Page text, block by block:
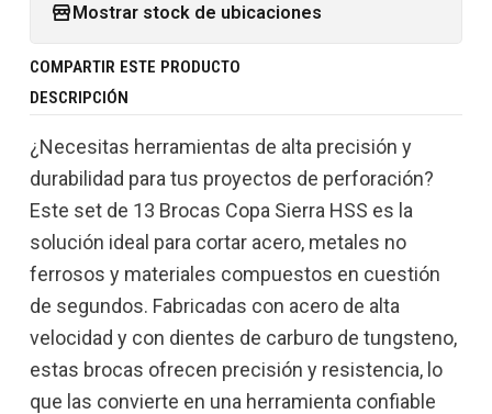
Mostrar stock de ubicaciones
COMPARTIR ESTE PRODUCTO
DESCRIPCIÓN
¿Necesitas herramientas de alta precisión y
durabilidad para tus proyectos de perforación?
Este set de 13 Brocas Copa Sierra HSS es la
solución ideal para cortar acero, metales no
ferrosos y materiales compuestos en cuestión
de segundos. Fabricadas con acero de alta
velocidad y con dientes de carburo de tungsteno,
estas brocas ofrecen precisión y resistencia, lo
que las convierte en una herramienta confiable